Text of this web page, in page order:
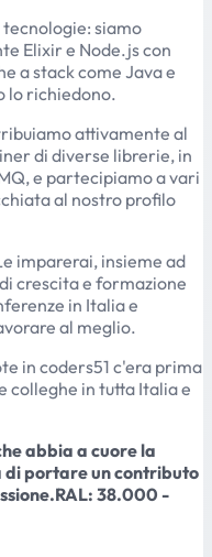
siamo
Elixir e Node.js con
a stack come Java e
lo richiedono.
attivamente al
di diverse librerie, in
e partecipiamo a vari
al nostro profilo
imparerai, insieme ad
crescita e formazione
in Italia e
al meglio.
in coders51 c'era prima
colleghe in tutta Italia e
abbia a cuore la
portare un contributo
38.000 -